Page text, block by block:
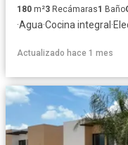
180 m²3 Recámaras1 Baño
·Agua·Cocina integral·
Actualizado hace 1 mes